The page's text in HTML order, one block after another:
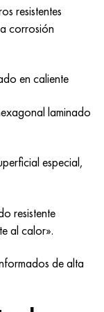
resistentes
corrosión
en caliente
laminado
especial,
resistente
al calor».
de alta